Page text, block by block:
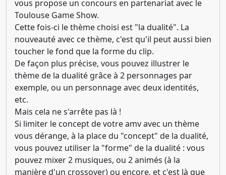
vous propose un concours en partenariat avec le
Toulouse Game Show.
Cette fois-ci le thème choisi est "la dualité". La
nouveauté avec ce thème, c'est qu'il peut aussi bien
toucher le fond que la forme du clip.
De façon plus précise, vous pouvez illustrer le
thème de la dualité grâce à 2 personnages par
exemple, ou un personnage avec deux identités,
etc.
Mais cela ne s'arrête pas là !
Si limiter le concept de votre amv avec un thème
vous dérange, à la place du "concept" de la dualité,
vous pouvez utiliser la "forme" de la dualité : vous
pouvez mixer 2 musiques, ou 2 animés (à la
manière d'un crossover) ou encore, et c'est là que